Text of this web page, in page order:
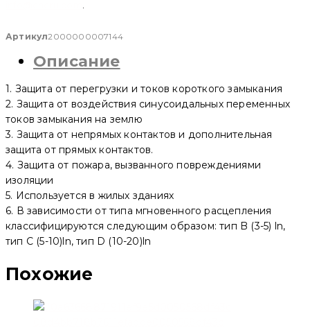
Артикул2000000007144
Описание
1. Защита от перегрузки и токов короткого замыкания
2. Защита от воздействия синусоидальных переменных
токов замыкания на землю
3. Защита от непрямых контактов и дополнительная
защита от прямых контактов.
4. Защита от пожара, вызванного повреждениями
изоляции
5. Используется в жилых зданиях
6. В зависимости от типа мгновенного расцепления
классифицируются следующим образом: тип B (3-5) ln,
тип C (5-10)ln, тип D (10-20)ln
Похожие